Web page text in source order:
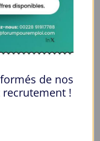
de nos
recrutement !